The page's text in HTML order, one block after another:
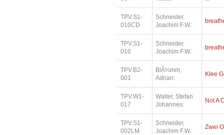
TPV.S1-
010CD
Schneider,
Joachim F.W.:
TPV.S1-
010
Schneider,
Joachim F.W.:
TPV.B2-
001
BlÃ¼mm,
Adrian:
Klee
TPV.W1-
017
Walter, Stefan
Johannes:
Not A
TPV.S1-
002LM
Schneider,
Joachim F.W.:
Zwei